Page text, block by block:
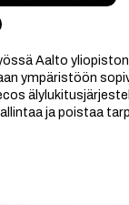
Aalto
ympäristöön
ja poistaa